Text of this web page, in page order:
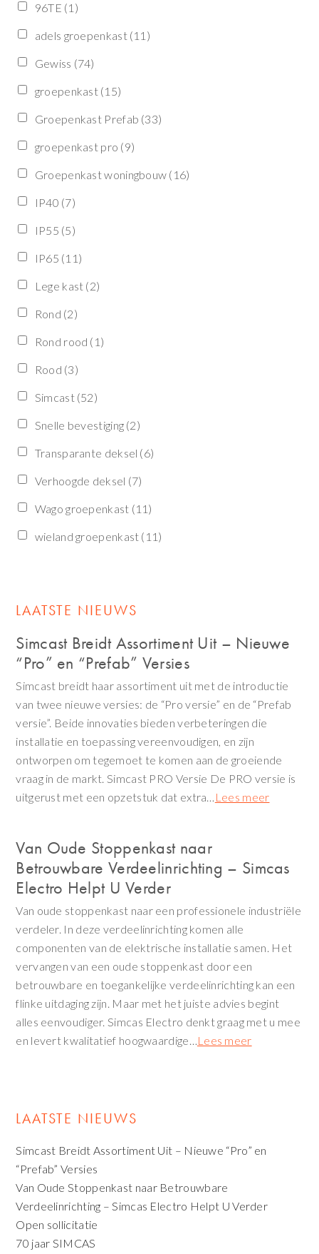
96TE (1)
adels groepenkast (11)
Gewiss (74)
groepenkast (15)
Groepenkast Prefab (33)
groepenkast pro (9)
Groepenkast woningbouw (16)
IP40 (7)
IP55 (5)
IP65 (11)
Lege kast (2)
Rond (2)
Rond rood (1)
Rood (3)
Simcast (52)
Snelle bevestiging (2)
Transparante deksel (6)
Verhoogde deksel (7)
Wago groepenkast (11)
wieland groepenkast (11)
LAATSTE NIEUWS
Simcast Breidt Assortiment Uit – Nieuwe
“Pro” en “Prefab” Versies
Simcast breidt haar assortiment uit met de introductie
van twee nieuwe versies: de “Pro versie” en de “Prefab
versie”. Beide innovaties bieden verbeteringen die
installatie en toepassing vereenvoudigen, en zijn
ontworpen om tegemoet te komen aan de groeiende
vraag in de markt. Simcast PRO Versie De PRO versie is
uitgerust met een opzetstuk dat extra… Lees meer
Van Oude Stoppenkast naar
Betrouwbare Verdeelinrichting – Simcas
Electro Helpt U Verder
Van oude stoppenkast naar een professionele industriële
verdeler. In deze verdeelinrichting komen alle
componenten van de elektrische installatie samen. Het
vervangen van een oude stoppenkast door een
betrouwbare en toegankelijke verdeelinrichting kan een
flinke uitdaging zijn. Maar met het juiste advies begint
alles eenvoudiger. Simcas Electro denkt graag met u mee
en levert kwalitatief hoogwaardige…Lees meer
LAATSTE NIEUWS
Simcast Breidt Assortiment Uit – Nieuwe “Pro” en
“Prefab” Versies
Van Oude Stoppenkast naar Betrouwbare
Verdeelinrichting – Simcas Electro Helpt U Verder
Open sollicitatie
70 jaar SIMCAS